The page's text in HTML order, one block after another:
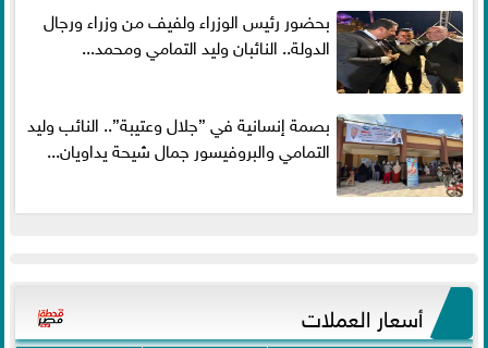
بحضور رئيس الوزراء ولفيف من وزراء ورجال
الدولة.. النائبان وليد التمامي ومحمد...
بصمة إنسانية في ”جلال وعتيبة”.. النائب وليد
التمامي والبروفيسور جمال شيحة يداويان...
أسعار العملات